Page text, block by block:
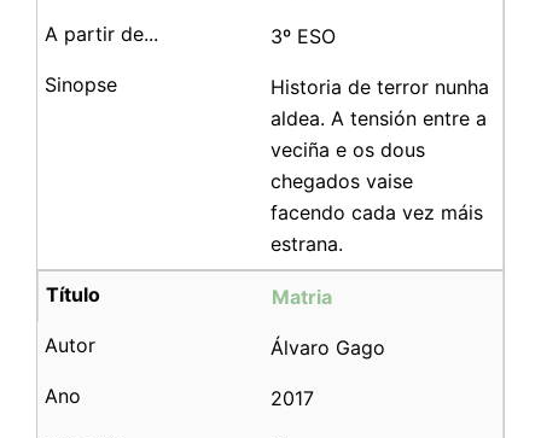
3º ESO
Historia de terror nunha
aldea. A tensión entre a
veciña e os dous
chegados vaise
facendo cada vez máis
estrana.
Matria
Álvaro Gago
2017